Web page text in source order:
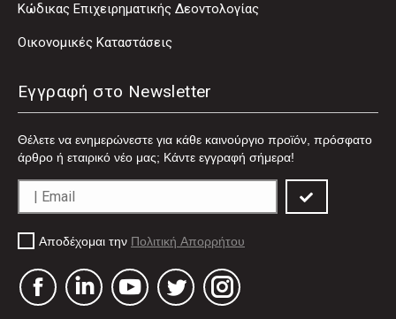
Κώδικας Επιχειρηματικής Δεοντολογίας
Οικονομικές Καταστάσεις
Εγγραφή στο Newsletter
Θέλετε να ενημερώνεστε για κάθε καινούργιο προϊόν, πρόσφατο
άρθρο ή εταιρικό νέο μας; Κάντε εγγραφή σήμερα!
Αποδέχομαι την Πολιτική Απορρήτου
FacebookLinkedinYouTubeTwitter Instagram